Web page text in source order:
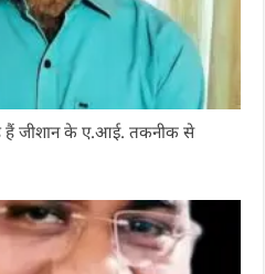
हैं जीशान के ए.आई. तकनीक से